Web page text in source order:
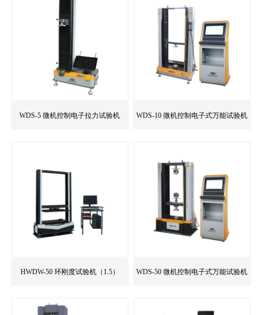
WDS-5 微机控制电子拉力试验机 WDS-10 微机控制电子式万能试验机
HWDW-50 环刚度试验机（1.5） WDS-50 微机控制电子式万能试验机